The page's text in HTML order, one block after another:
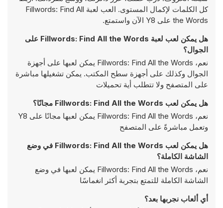
كل الكلمات لإكمال المستوى. العب لعبة Fillwords: Find All
the Words على Y8 الآن واستمتع.
هل يمكن لعب لعبة Fillwords: Find All the Words على
الجوال؟
نعم، Fillwords: Find All the Words يمكن لعبها على أجهزة
الجوال وكذلك على أجهزة سطح المكتب. يمكن تشغيلها مباشرة
على المتصفح ولا تتطلب أية تحميلات
هل يمكن لعب Fillwords: Find All the Words مجانًا؟
نعم، Fillwords: Find All the Words يمكن لعبها مجانًا على Y8
وتعمل مباشرةً على المتصفح
هل يمكن لعب Fillwords: Find All the Words في وضع
الشاشة الكاملة؟
نعم، Fillwords: Find All the Words يمكن لعبها في وضع
الشاشة الكاملة للتمتع بتجربة أكثر انغماسًا
أي ألعاب نجربها بعد؟